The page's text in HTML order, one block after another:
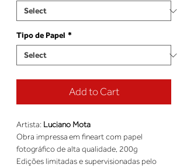
Tipo de Papel *
Add to Cart
Artista: Luciano Mota
Obra impressa em fineart com papel
fotográfico de alta qualidade, 200g
Edições limitadas e supervisionadas pelo